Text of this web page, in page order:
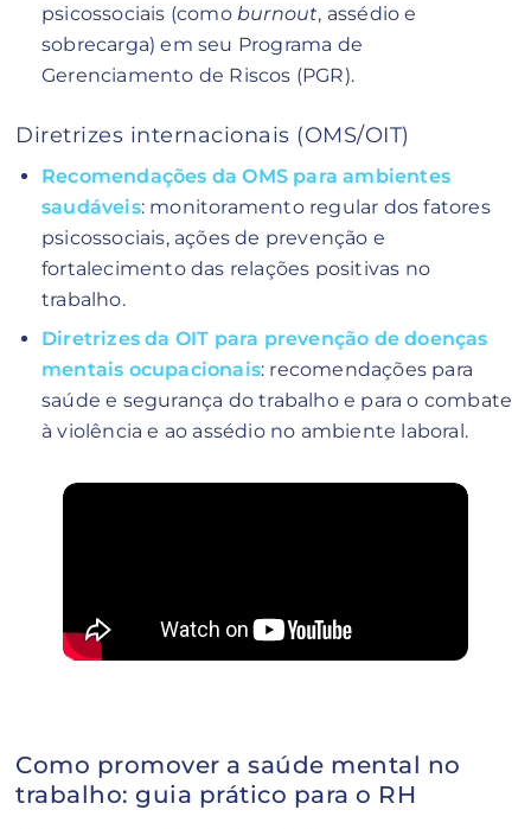
psicossociais (como burnout, assédio e
sobrecarga) em seu Programa de
Gerenciamento de Riscos (PGR).
Diretrizes internacionais (OMS/OIT)
Recomendações da OMS para ambientes
saudáveis: monitoramento regular dos fatores
psicossociais, ações de prevenção e
fortalecimento das relações positivas no
trabalho.
Diretrizes da OIT para prevenção de doenças
mentais ocupacionais: recomendações para
saúde e segurança do trabalho e para o combate
à violência e ao assédio no ambiente laboral.
Como promover a saúde mental no
trabalho: guia prático para o RH